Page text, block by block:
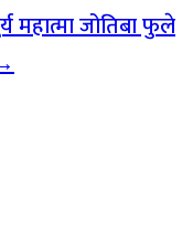
महात्मा जोतिबा फुले